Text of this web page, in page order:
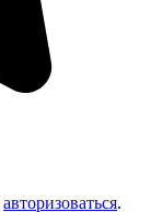
авторизоваться.